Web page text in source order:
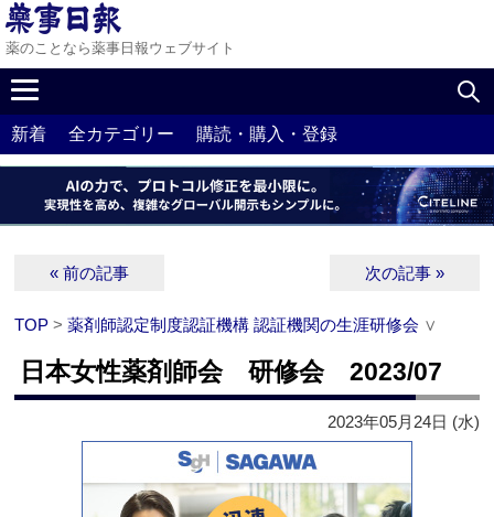
薬のことなら薬事日報ウェブサイト
新着 全カテゴリー 購読・購入・登録
« 前の記事 次の記事 »
TOP >薬剤師認定制度認証機構 認証機関の生涯研修会 ∨
日本女性薬剤師会 研修会 2023/07
2023年05月24日 (水)